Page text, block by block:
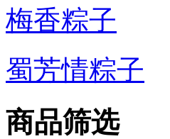
梅香粽子
蜀芳情粽子
商品筛选